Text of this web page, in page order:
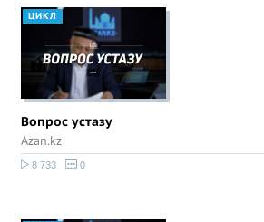
ЦИКЛ
Вопрос устазу
Azan.kz
8 733 0